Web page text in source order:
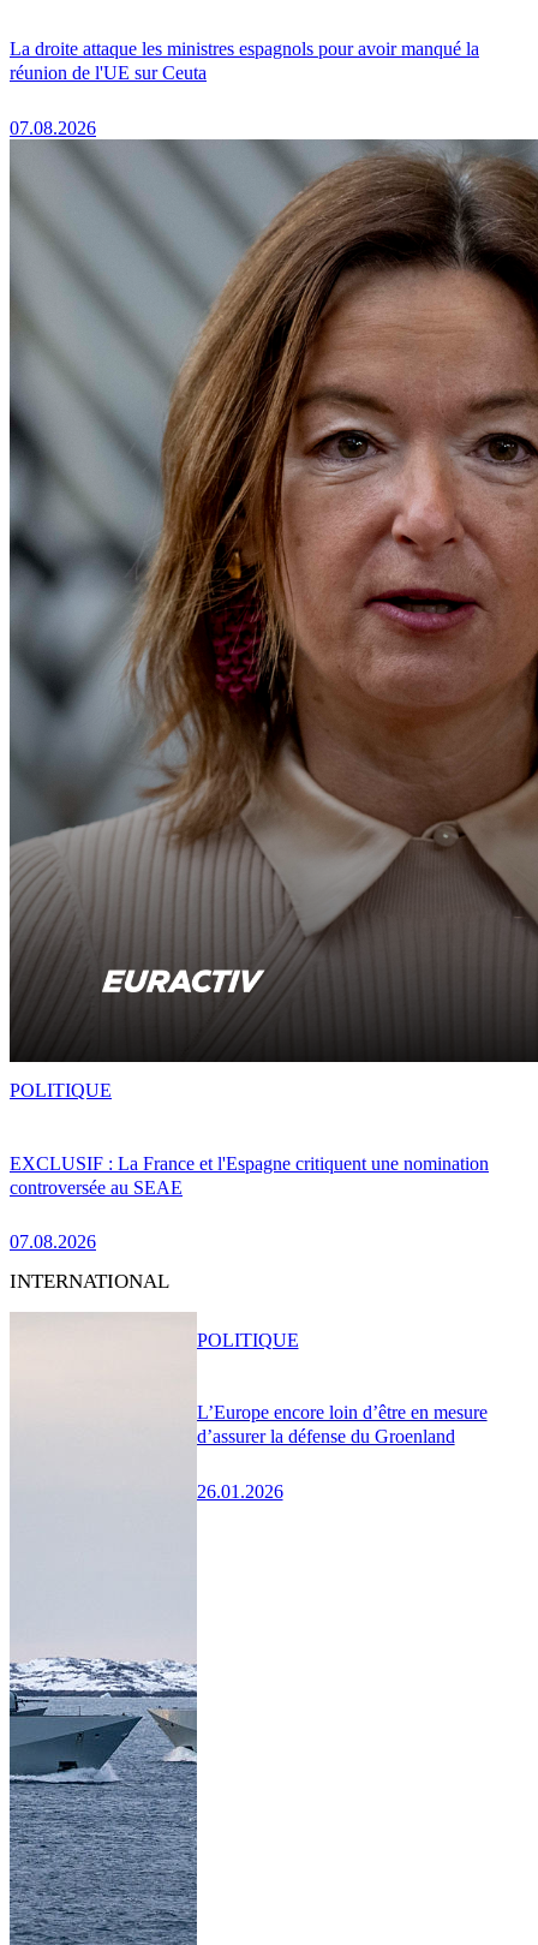
La droite attaque les ministres espagnols pour avoir manqué la
réunion de l'UE sur Ceuta
07.08.2026
EXCLUSIF : La France et l'Espagne critiquent une nomination
controversée au SEAE
07.08.2026
POLITIQUE
INTERNATIONAL
L’Europe encore loin d’être en mesure
d’assurer la défense du Groenland
26.01.2026
POLITIQUE